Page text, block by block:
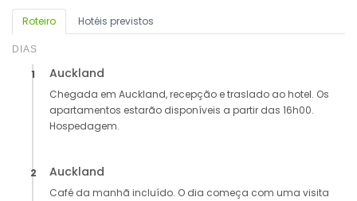
Roteiro Hotéis previstos
DIAS
1 Auckland
Chegada em Auckland, recepção e traslado ao hotel. Os
apartamentos estarão disponíveis a partir das 16h00.
Hospedagem.
2 Auckland
Café da manhã incluído. O dia começa com uma visita